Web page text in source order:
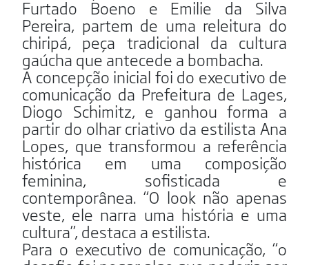
Furtado Boeno e Emilie da Silva
Pereira, partem de uma releitura do
chiripá, peça tradicional da cultura
gaúcha que antecede a bombacha.
A concepção inicial foi do executivo de
comunicação da Prefeitura de Lages,
Diogo Schimitz, e ganhou forma a
partir do olhar criativo da estilista Ana
Lopes, que transformou a referência
histórica em uma composição
feminina, sofisticada e
contemporânea. “O look não apenas
veste, ele narra uma história e uma
cultura”, destaca a estilista.
Para o executivo de comunicação, “o